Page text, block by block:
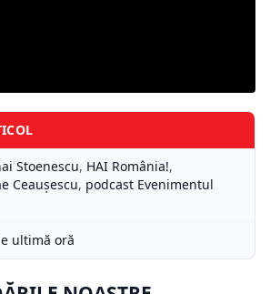
Stoenescu, HAI România!,
Ceauşescu, podcast Evenimentul
ultimă oră